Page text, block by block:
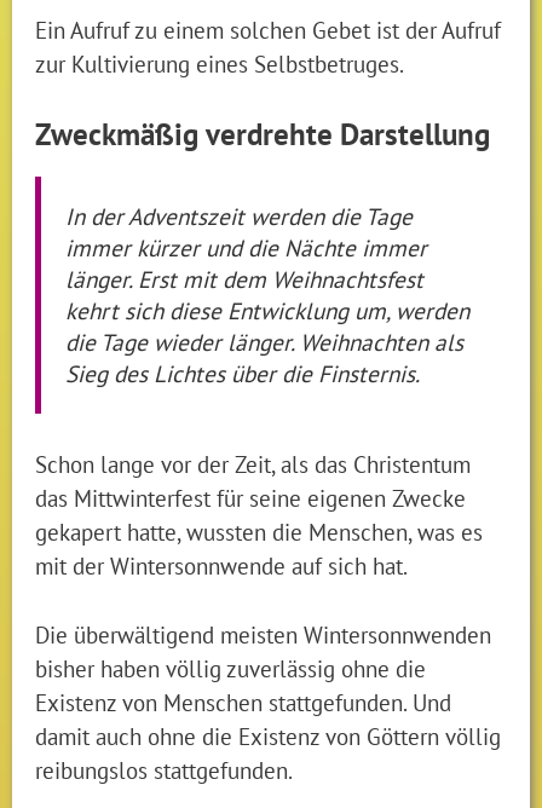
Ein Aufruf zu einem solchen Gebet ist der Aufruf
zur Kultivierung eines Selbstbetruges.
Zweckmäßig verdrehte Darstellung
In der Adventszeit werden die Tage
immer kürzer und die Nächte immer
länger. Erst mit dem Weihnachtsfest
kehrt sich diese Entwicklung um, werden
die Tage wieder länger. Weihnachten als
Sieg des Lichtes über die Finsternis.
Schon lange vor der Zeit, als das Christentum
das Mittwinterfest für seine eigenen Zwecke
gekapert hatte, wussten die Menschen, was es
mit der Wintersonnwende auf sich hat.
Die überwältigend meisten Wintersonnwenden
bisher haben völlig zuverlässig ohne die
Existenz von Menschen stattgefunden. Und
damit auch ohne die Existenz von Göttern völlig
reibungslos stattgefunden.